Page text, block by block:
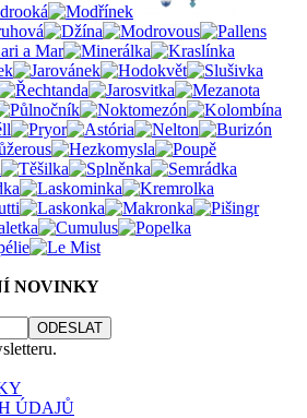
NOVINKY
ÚDAJŮ